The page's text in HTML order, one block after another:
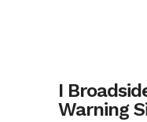
I
Warning